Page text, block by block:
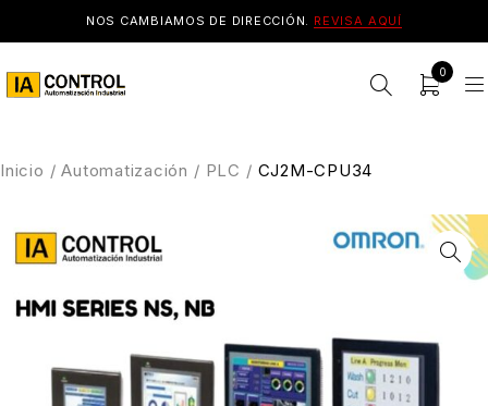
NOS CAMBIAMOS DE DIRECCIÓN. REVISA AQUÍ
0
Inicio / Automatización / PLC / CJ2M-CPU34